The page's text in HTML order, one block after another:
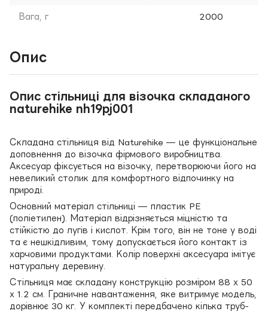
Вага, г 2000
Опис
Опис стільниці для візочка складаного
naturehike nh19pj001
Складана стільниця від Naturehike — це функціональне
доповнення до візочка фірмового виробництва.
Аксесуар фіксується на візочку, перетворюючи його на
невеликий столик для комфортного відпочинку на
природі.
Основний матеріал стільниці — пластик PE
(поліетилен). Матеріал відрізняється міцністю та
стійкістю до лугів і кислот. Крім того, він не тоне у воді
та є нешкідливим, тому допускається його контакт із
харчовими продуктами. Колір поверхні аксесуара імітує
натуральну деревину.
Стільниця має складану конструкцію розміром 88 х 50
х 1.2 см. Граничне навантаження, яке витримує модель,
дорівнює 30 кг. У комплекті передбачено кілька труб-